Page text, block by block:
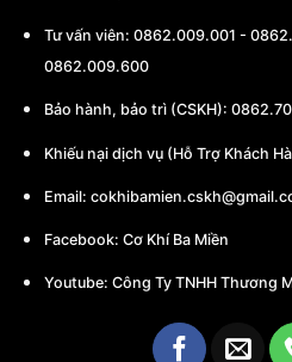
Tư vấn viên: 0862.009.001 -
0862.009.600
Bảo hành, bảo trì (CSKH):
Khiếu nại dịch vụ (Hỗ Trợ Khách
Email:
Facebook: Cơ Khí Ba Miền
Youtube: Công Ty TNHH Thương